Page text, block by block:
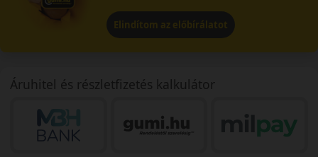
Elindítom az előbírálatot
Áruhitel és részletfizetés kalkulátor